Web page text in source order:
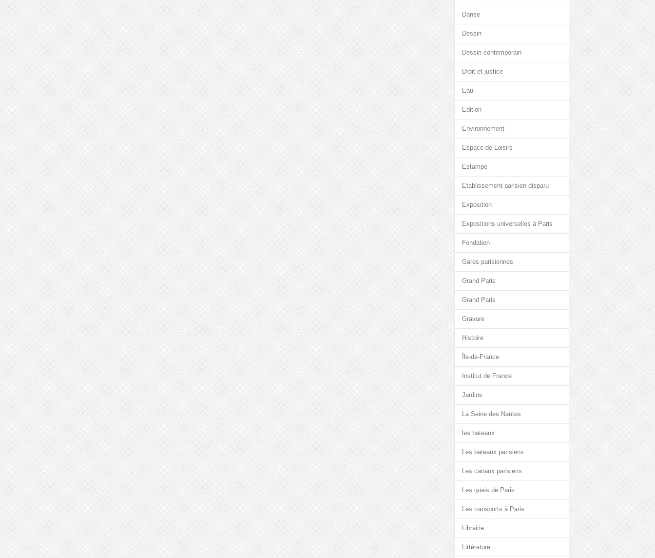
Danse
Dessin
Dessin contemporain
Droit et justice
Eau
Edition
Environnement
Espace de Loisirs
Estampe
Etablissement parisien disparu
Exposition
Expositions universelles à Paris
Fondation
Gares parisiennes
Grand Paris
Grand Paris
Gravure
Histoire
Île-de-France
Institut de France
Jardins
La Seine des Nautes
les bateaux
Les bateaux parisiens
Les canaux parisiens
Les quais de Paris
Les transports à Paris
Librairie
Littérature